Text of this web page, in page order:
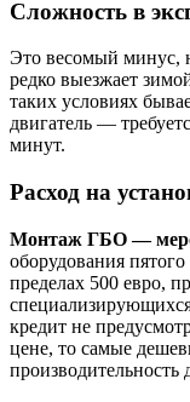
Сложность в
Это весомый минус,
редко выезжает
таких условиях
двигатель —
минут.
Расход на
Монтаж ГБО —
оборудования
пределах 500 евро,
кредит не
цене, то самые